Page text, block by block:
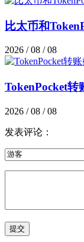
比太币和
2026 / 08 / 08
TokenPocket
2026 / 08 / 08
发表评论：